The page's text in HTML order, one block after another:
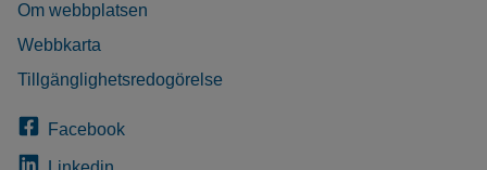
Om webbplatsen
Webbkarta
Tillgänglighetsredogörelse
Facebook